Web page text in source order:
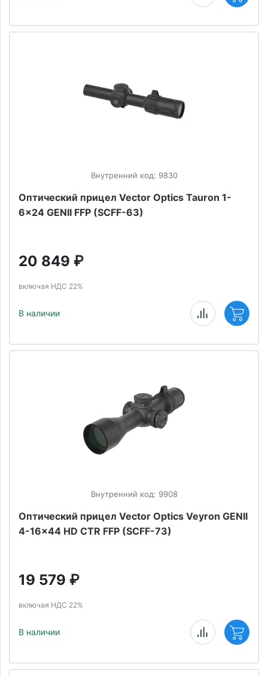
Внутренний код: 9830
Оптический прицел Vector Optics Tauron 1-
6x24 GENII FFP (SCFF-63)
20 849 ₽
включая НДС 22%
В наличии
Внутренний код: 9908
Оптический прицел Vector Optics Veyron GENII
4-16x44 HD CTR FFP (SCFF-73)
19 579 ₽
включая НДС 22%
В наличии